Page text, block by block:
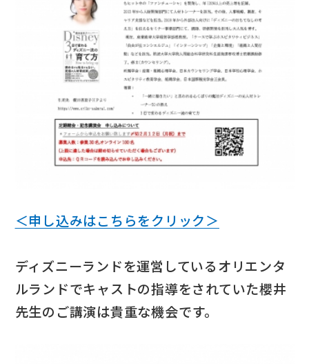
＜申し込みはこちらをクリック＞
ディズニーランドを運営しているオリエンタ
ルランドでキャストの指導をされていた櫻井
先生のご講演は貴重な機会です。